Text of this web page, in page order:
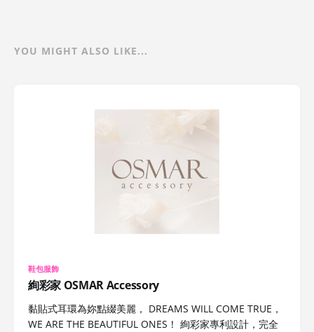
YOU MIGHT ALSO LIKE...
鞋包服飾
絢彩家 OSMAR Accessory
黏貼式耳環為妳點綴美麗， DREAMS WILL COME TRUE，
WE ARE THE BEAUTIFUL ONES！ 絢彩家專利設計，完全